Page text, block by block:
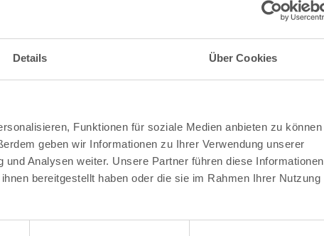
Details Über Cookies
Funktionen für soziale Medien anbieten zu können
geben wir Informationen zu Ihrer Verwendung unserer
Analysen weiter. Unsere Partner führen diese Informationen
bereitgestellt haben oder die sie im Rahmen Ihrer Nutzung